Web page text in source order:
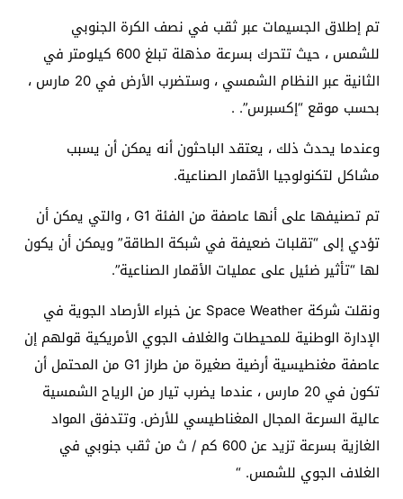
تم إطلاق الجسيمات عبر ثقب في نصف الكرة الجنوبي
للشمس ، حيث تتحرك بسرعة مذهلة تبلغ 600 كيلومتر في
الثانية عبر النظام الشمسي ، وستضرب الأرض في 20 مارس ،
بحسب موقع “إكسبرس”. .
وعندما يحدث ذلك ، يعتقد الباحثون أنه يمكن أن يسبب
مشاكل لتكنولوجيا الأقمار الصناعية.
تم تصنيفها على أنها عاصفة من الفئة G1 ، والتي يمكن أن
تؤدي إلى “تقلبات ضعيفة في شبكة الطاقة” ويمكن أن يكون
لها “تأثير ضئيل على عمليات الأقمار الصناعية”.
ونقلت شركة Space Weather عن خبراء الأرصاد الجوية في
الإدارة الوطنية للمحيطات والغلاف الجوي الأمريكية قولهم إن
عاصفة مغنطيسية أرضية صغيرة من طراز G1 من المحتمل أن
تكون في 20 مارس ، عندما يضرب تيار من الرياح الشمسية
عالية السرعة المجال المغناطيسي للأرض. وتتدفق المواد
الغازية بسرعة تزيد عن 600 كم / ث من ثقب جنوبي في
الغلاف الجوي للشمس. “